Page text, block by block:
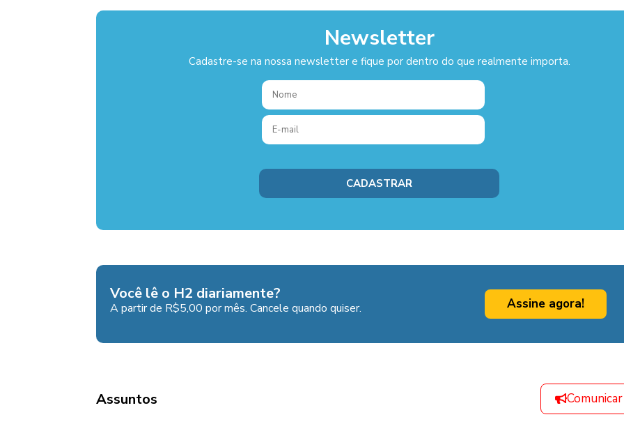
Newsletter
Cadastre-se na nossa newsletter e fique por dentro do que realmente importa.
Você lê o H2 diariamente?
A partir de R$5,00 por mês. Cancele quando quiser. Assine agora!
Assuntos